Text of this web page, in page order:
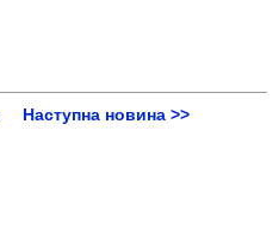
Наступна новина >>